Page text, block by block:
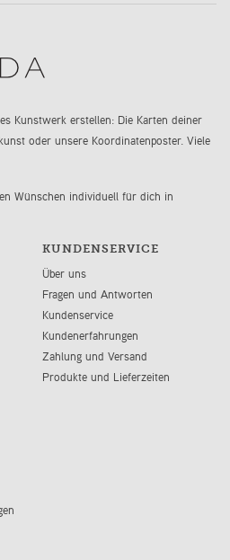
Kunstwerk erstellen: Die Karten deiner
oder unsere Koordinatenposter. Viele
Wünschen individuell für dich in
KUNDENSERVICE
Über uns
Fragen und Antworten
Kundenservice
Kundenerfahrungen
Zahlung und Versand
Produkte und Lieferzeiten